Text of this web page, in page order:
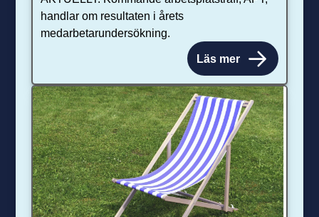
handlar om resultaten i årets
medarbetarundersökning.
Läs mer